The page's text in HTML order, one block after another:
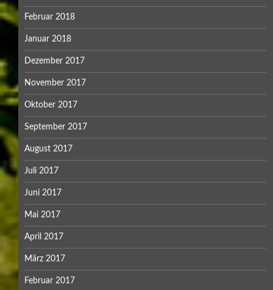
Februar 2018
Januar 2018
Dezember 2017
November 2017
Oktober 2017
September 2017
August 2017
Juli 2017
Juni 2017
Mai 2017
April 2017
März 2017
Februar 2017